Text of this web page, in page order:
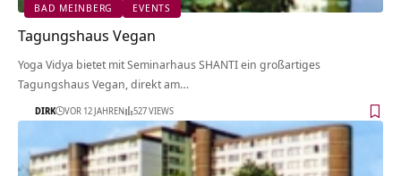
BAD MEINBERG EVENTS
Tagungshaus Vegan
Yoga Vidya bietet mit Seminarhaus SHANTI ein großartiges
Tagungshaus Vegan, direkt am…
DIRK VOR 12 JAHREN 527 VIEWS